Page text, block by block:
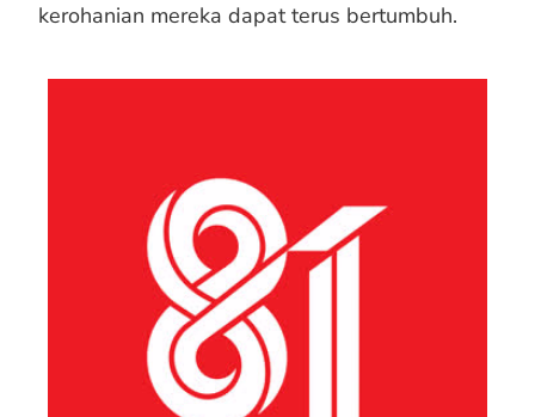
kerohanian mereka dapat terus bertumbuh.